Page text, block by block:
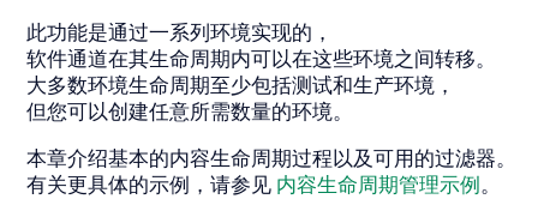
此功能是通过一系列环境实现的，
软件通道在其生命周期内可以在这些环境之间转移。
大多数环境生命周期至少包括测试和生产环境，
但您可以创建任意所需数量的环境。
本章介绍基本的内容生命周期过程以及可用的过滤器。
有关更具体的示例，请参见 内容生命周期管理示例。